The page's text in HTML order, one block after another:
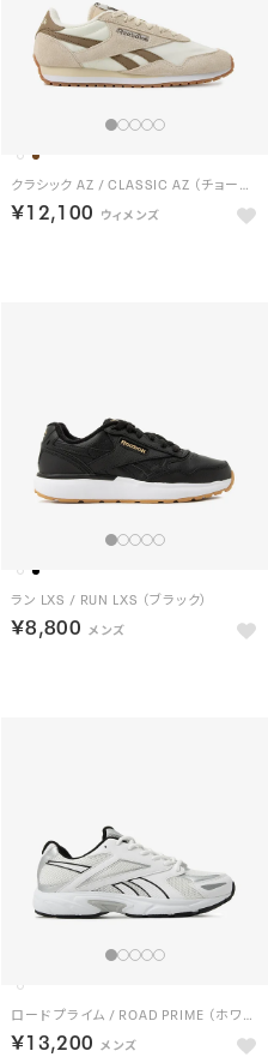
クラシック AZ / CLASSIC AZ （チョーク）
￥12,100
ラン LXS / RUN LXS （ブラック）
￥8,800
ロード プライム / ROAD PRIME （ホワイト）
￥13,200